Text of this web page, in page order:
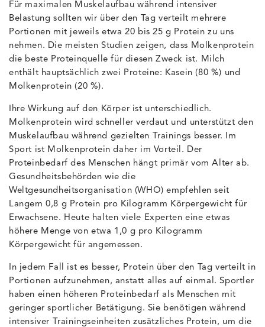
Für maximalen Muskelaufbau während intensiver
Belastung sollten wir über den Tag verteilt mehrere
Portionen mit jeweils etwa 20 bis 25 g Protein zu uns
nehmen. Die meisten Studien zeigen, dass Molkenprotein
die beste Proteinquelle für diesen Zweck ist. Milch
enthält hauptsächlich zwei Proteine: Kasein (80 %) und
Molkenprotein (20 %).
Ihre Wirkung auf den Körper ist unterschiedlich.
Molkenprotein wird schneller verdaut und unterstützt den
Muskelaufbau während gezielten Trainings besser. Im
Sport ist Molkenprotein daher im Vorteil. Der
Proteinbedarf des Menschen hängt primär vom Alter ab.
Gesundheitsbehörden wie die
Weltgesundheitsorganisation (WHO) empfehlen seit
Langem 0,8 g Protein pro Kilogramm Körpergewicht für
Erwachsene. Heute halten viele Experten eine etwas
höhere Menge von etwa 1,0 g pro Kilogramm
Körpergewicht für angemessen.
In jedem Fall ist es besser, Protein über den Tag verteilt in
Portionen aufzunehmen, anstatt alles auf einmal. Sportler
haben einen höheren Proteinbedarf als Menschen mit
geringer sportlicher Betätigung. Sie benötigen während
intensiver Trainingseinheiten zusätzliches Protein, um die